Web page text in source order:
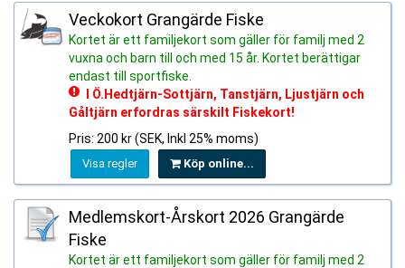
Veckokort Grangärde Fiske
Kortet är ett familjekort som gäller för familj med 2
vuxna och barn till och med 15 år. Kortet berättigar
endast till sportfiske.
l Ö.Hedtjärn-Sottjärn, Tanstjärn, Ljustjärn och
Gåltjärn erfordras särskilt Fiskekort!
Pris: 200 kr (SEK, Inkl 25% moms)
Visa regler Köp online...
Medlemskort-Årskort 2026 Grangärde
Fiske
Kortet är ett familjekort som gäller för familj med 2